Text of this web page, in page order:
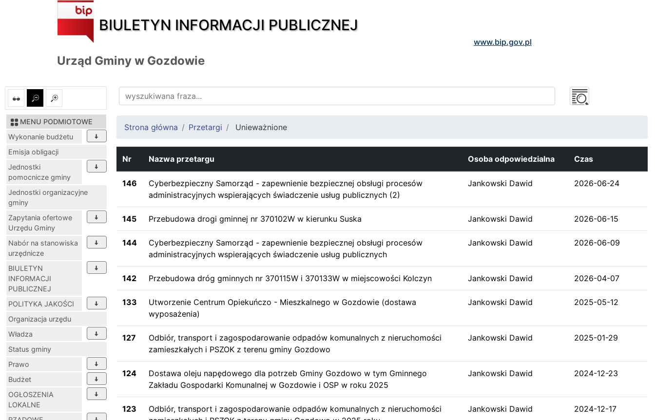
BIULETYN INFORMACJI PUBLICZNEJ
www.bip.gov.pl
Urząd Gminy w Gozdowie
MENU PODMIOTOWE
Wykonanie budżetu
Emisja obligacji
Jednostki
pomocnicze gminy
Jednostki organizacyjne
gminy
Zapytania ofertowe
Urzędu Gminy
Nabór na stanowiska
urzędnicze
BIULETYN
INFORMACJI
PUBLICZNEJ
POLITYKA JAKOŚCI
Organizacja urzędu
Władza
Status gminy
Prawo
Budżet
OGŁOSZENIA
LOKALNE
Strona główna Przetargi Unieważnione
Nr Nazwa przetargu Osoba odpowiedzialna Czas
146
Cyberbezpieczny Samorząd - zapewnienie bezpiecznej obsługi procesów
administracyjnych wspierających świadczenie usług publicznych (2)
Jankowski Dawid 2026-06-24
145 Przebudowa drogi gminnej nr 370102W w kierunku Suska Jankowski Dawid 2026-06-15
144
Cyberbezpieczny Samorząd - zapewnienie bezpiecznej obsługi procesów
administracyjnych wspierających świadczenie usług publicznych
Jankowski Dawid 2026-06-09
142 Przebudowa dróg gminnych nr 370115W i 370133W w miejscowości Kolczyn Jankowski Dawid 2026-04-07
133
Utworzenie Centrum Opiekuńczo - Mieszkalnego w Gozdowie (dostawa
wyposażenia)
Jankowski Dawid 2025-05-12
127
Odbiór, transport i zagospodarowanie odpadów komunalnych z nieruchomości
zamieszkałych i PSZOK z terenu gminy Gozdowo
Jankowski Dawid 2025-01-29
124
Dostawa oleju napędowego dla potrzeb Gminy Gozdowo w tym Gminnego
Zakładu Gospodarki Komunalnej w Gozdowie i OSP w roku 2025
Jankowski Dawid 2024-12-23
123
Odbiór, transport i zagospodarowanie odpadów komunalnych z nieruchomości
Jankowski Dawid 2024-12-17